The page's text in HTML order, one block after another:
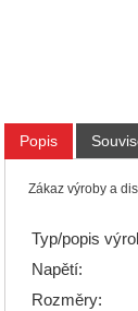
Popis
Zákaz výroby a
Typ/popis
Napětí:
Rozměry: